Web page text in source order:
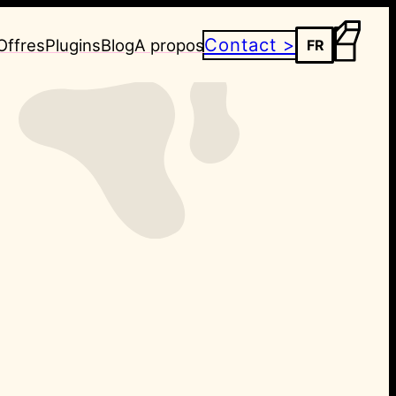
PluginsBlogA proposContact > FR